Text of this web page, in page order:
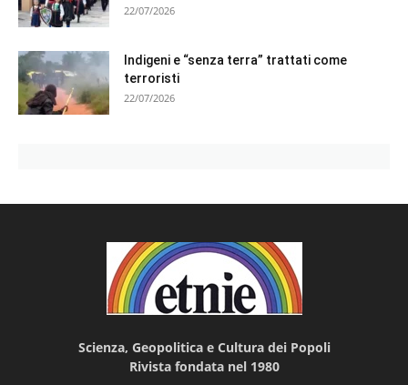
22/07/2026
Indigeni e “senza terra” trattati come
terroristi
22/07/2026
Scienza, Geopolitica e Cultura dei Popoli
Rivista fondata nel 1980